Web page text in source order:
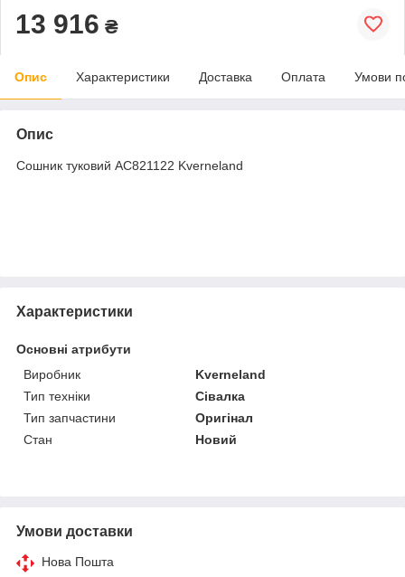
13 916 ₴
Опис Характеристики Доставка Оплата Умови
Опис
Сошник туковий AC821122 Kverneland
Характеристики
Основні атрибути
Виробник
Kverneland
Тип техніки
Сівалка
Тип запчастини
Оригінал
Стан
Новий
Умови доставки
Нова Пошта